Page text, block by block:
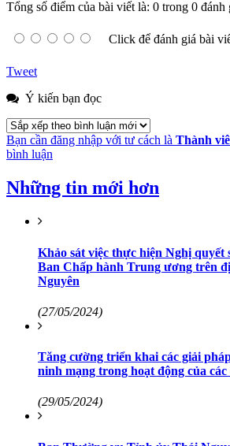
Tổng số điểm của bài viết là: 0 trong 0 đánh
Click để đánh giá bài
Tweet
Ý kiến bạn đọc
Bạn cần đăng nhập với tư cách là Thành
bình luận
Những tin mới hơn
Khảo sát việc thực hiện Nghị quyết
Ban Chấp hành Trung ương trên
Nguyên
(27/05/2024)
Tăng cường triển khai các giải
ninh mạng trong hoạt động của
(29/05/2024)